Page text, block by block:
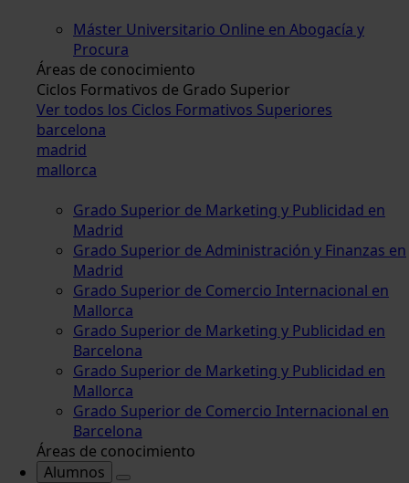
Máster Universitario Online en Abogacía y
Procura
Áreas de conocimiento
Ciclos Formativos de Grado Superior
Ver todos los Ciclos Formativos Superiores
barcelona
madrid
mallorca
Grado Superior de Marketing y Publicidad en
Madrid
Grado Superior de Administración y Finanzas en
Madrid
Grado Superior de Comercio Internacional en
Mallorca
Grado Superior de Marketing y Publicidad en
Barcelona
Grado Superior de Marketing y Publicidad en
Mallorca
Grado Superior de Comercio Internacional en
Barcelona
Áreas de conocimiento
Alumnos